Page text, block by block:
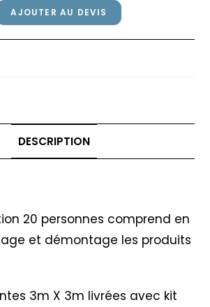
AJOUTER AU DEVIS
DESCRIPTION
20 personnes comprend en
et démontage les produits
3m X 3m livrées avec kit